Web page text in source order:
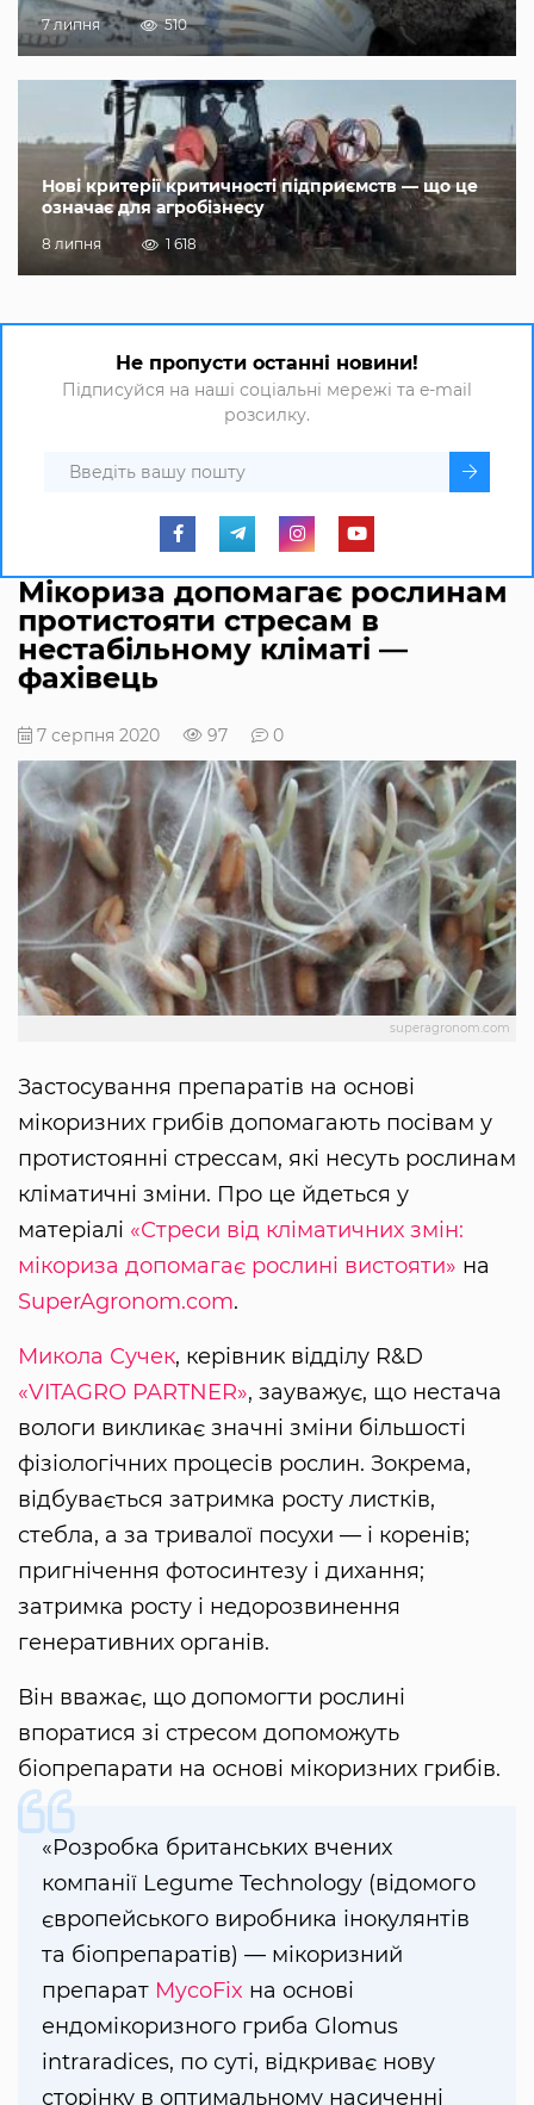
7 липня 510
Нові критерії критичності підприємств — що це
означає для агробізнесу
8 липня 1 618
Не пропусти останні новини!
Підписуйся на наші соціальні мережі та e-mail
розсилку.
Мікориза допомагає рослинам
протистояти стресам в
нестабільному кліматі —
фахівець
7 серпня 2020 97 0
superagronom.com
Застосування препаратів на основі
мікоризних грибів допомагають посівам у
протистоянні стрессам, які несуть рослинам
кліматичні зміни. Про це йдеться у
матеріалі «Стреси від кліматичних змін:
мікориза допомагає рослині вистояти» на
SuperAgronom.com.
Микола Сучек, керівник відділу R&D
«VITAGRO PARTNER», зауважує, що нестача
вологи викликає значні зміни більшості
фізіологічних процесів рослин. Зокрема,
відбувається затримка росту листків,
стебла, а за тривалої посухи — і коренів;
пригнічення фотосинтезу і дихання;
затримка росту і недорозвинення
генеративних органів.
Він вважає, що допомогти рослині
впоратися зі стресом допоможуть
біопрепарати на основі мікоризних грибів.
«Розробка британських вчених
компанії Legume Technology (відомого
європейського виробника інокулянтів
та біопрепаратів) — мікоризний
препарат MycoFix на основі
ендомікоризного гриба Glomus
intraradices, по суті, відкриває нову
сторінку в оптимальному насиченні